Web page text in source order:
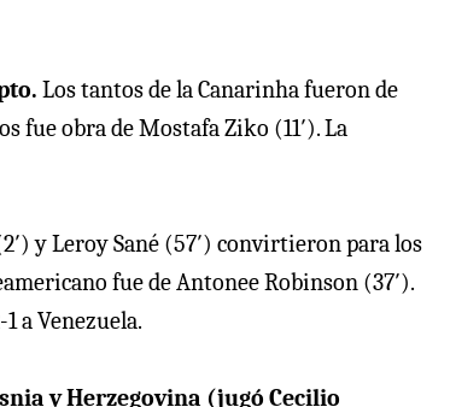
Los tantos de la Canarinha fueron de
fue obra de Mostafa Ziko (11′). La
y Leroy Sané (57′) convirtieron para los
fue de Antonee Robinson (37′).
a Venezuela.
y Herzegovina (jugó Cecilio